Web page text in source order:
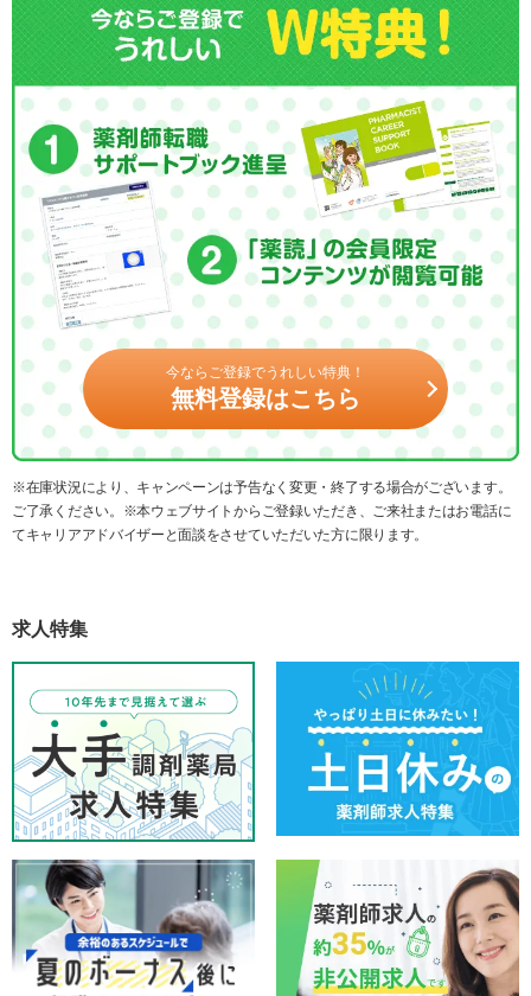
今ならご登録でうれしい特典！
無料登録はこちら
※在庫状況により、キャンペーンは予告なく変更・終了する場合がございます。
ご了承ください。※本ウェブサイトからご登録いただき、ご来社またはお電話に
てキャリアアドバイザーと面談をさせていただいた方に限ります。
求人特集